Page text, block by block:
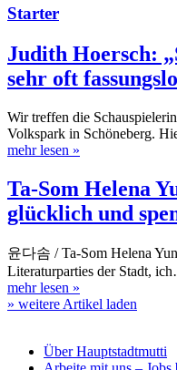
Starter
Judith Hoersch:
sehr oft
Wir treffen die
Volkspark in Schöneberg.
mehr lesen »
Ta-Som Helena
glücklich und
윤다솜 / Ta-Som Helena
Literaturparties der Stadt,
mehr lesen »
» weitere Artikel laden
Über Hauptstadtmutti